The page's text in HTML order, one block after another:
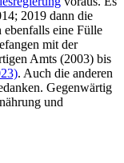
2019 dann die
ebenfalls eine Fülle
mit der
Amts (2003) bis
. Auch die anderen
Gegenwärtig
und